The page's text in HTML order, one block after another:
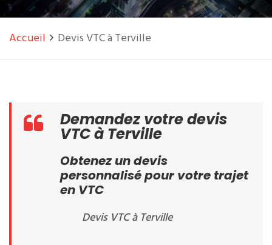
Accueil Devis VTC à Terville
Demandez votre devis
VTC à Terville
Obtenez un devis
personnalisé pour votre trajet
en VTC
Devis VTC à Terville